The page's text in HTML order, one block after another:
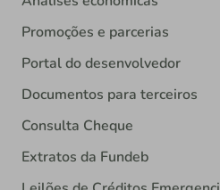
Promoções e parcerias
Portal do desenvolvedor
Documentos para terceiros
Consulta Cheque
Extratos da Fundeb